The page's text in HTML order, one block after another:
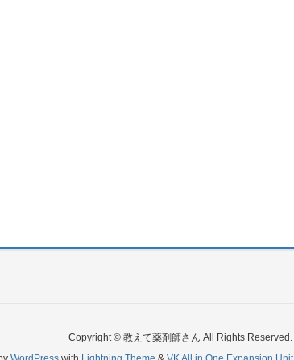
Copyright © 教えて薬剤師さん All Rights Reserved.